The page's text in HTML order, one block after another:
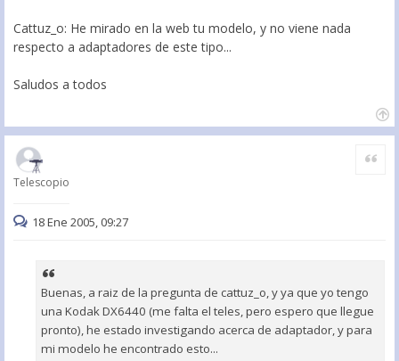
Cattuz_o: He mirado en la web tu modelo, y no viene nada
respecto a adaptadores de este tipo...
Saludos a todos
Telescopio
Citar
18 Ene 2005, 09:27
Buenas, a raiz de la pregunta de cattuz_o, y ya que yo tengo
una Kodak DX6440 (me falta el teles, pero espero que llegue
pronto), he estado investigando acerca de adaptador, y para
mi modelo he encontrado esto...